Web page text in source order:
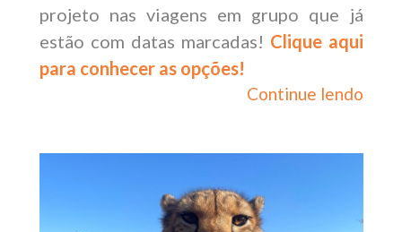
projeto nas viagens em grupo que já
estão com datas marcadas! Clique aqui
para conhecer as opções!
Continue lendo